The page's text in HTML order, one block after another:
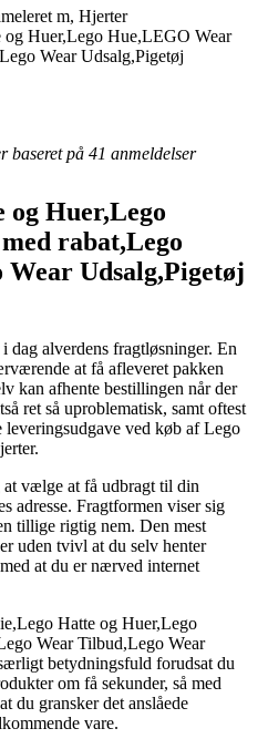
m, Hjerter
og Huer,Lego Hue,LEGO Wear
Wear Udsalg,Pigetøj
baseret på 41 anmeldelser
og Huer,Lego
rabat,Lego
Udsalg,Pigetøj
dag alverdens fragtløsninger. En
at få afleveret pakken
kan afhente bestillingen når der
ret så uproblematisk, samt oftest
leveringsudgave ved køb af Lego
vælge at få udbragt til din
adresse. Fragtformen viser sig
tillige rigtig nem. Den mest
uden tvivl at du selv henter
at du er nærved internet
Hatte og Huer,Lego
Wear Tilbud,Lego Wear
betydningsfuld forudsat du
om få sekunder, så med
du gransker det anslåede
vare.